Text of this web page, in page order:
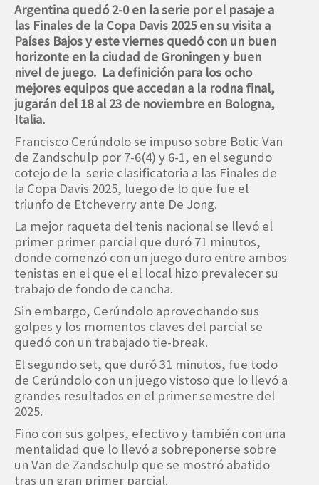
Argentina quedó 2-0 en la serie por el pasaje a
las Finales de la Copa Davis 2025 en su visita a
Países Bajos y este viernes quedó con un buen
horizonte en la ciudad de Groningen y buen
nivel de juego. La definición para los ocho
mejores equipos que accedan a la rodna final,
jugarán del 18 al 23 de noviembre en Bologna,
Italia.
Francisco Cerúndolo se impuso sobre Botic Van
de Zandschulp por 7-6(4) y 6-1, en el segundo
cotejo de la serie clasificatoria a las Finales de
la Copa Davis 2025, luego de lo que fue el
triunfo de Etcheverry ante De Jong.
La mejor raqueta del tenis nacional se llevó el
primer primer parcial que duró 71 minutos,
donde comenzó con un juego duro entre ambos
tenistas en el que el el local hizo prevalecer su
trabajo de fondo de cancha.
Sin embargo, Cerúndolo aprovechando sus
golpes y los momentos claves del parcial se
quedó con un trabajado tie-break.
El segundo set, que duró 31 minutos, fue todo
de Cerúndolo con un juego vistoso que lo llevó a
grandes resultados en el primer semestre del
2025.
Fino con sus golpes, efectivo y también con una
mentalidad que lo llevó a sobreponerse sobre
un Van de Zandschulp que se mostró abatido
tras un gran primer parcial.